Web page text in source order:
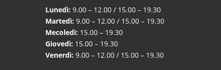
Lunedì: 9.00 – 12.00 / 15.00 – 19.30
Martedì: 9.00 – 12.00 / 15.00 – 19.30
Mecoledì: 15.00 – 19.30
Giovedì: 15.00 – 19.30
Venerdì: 9.00 – 12.00 / 15.00 – 19.30